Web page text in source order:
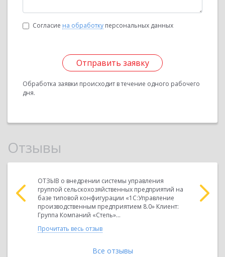
Согласие на обработку персональных данных
Отправить заявку
Обработка заявки происходит в течение одного рабочего
дня.
Отзывы
на
ОТЗЫВ о внедрении системы управления
группой сельскохозяйственных предприятий на
базе типовой конфигурации «1С:Управление
производственным предприятием 8.0» Клиент:
Группа Компаний «Степь»...
Прочитать весь отзыв
группой
базе
Все отзывы